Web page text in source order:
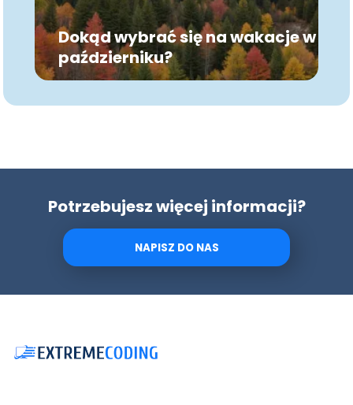
Dokąd wybrać się na wakacje w
październiku?
Potrzebujesz więcej informacji?
NAPISZ DO NAS